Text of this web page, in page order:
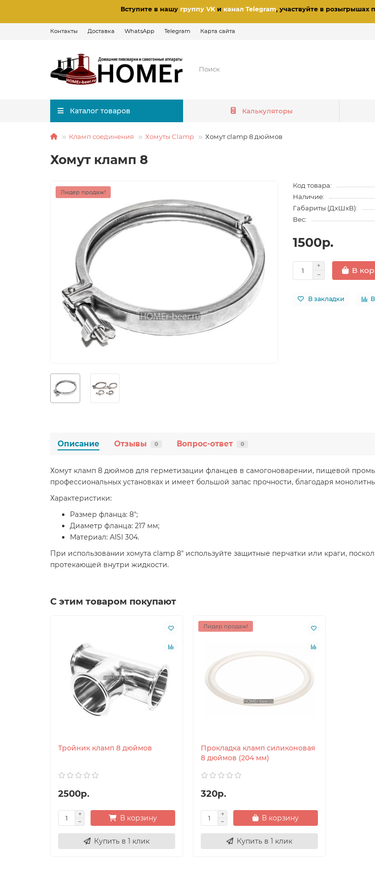
Вступите в нашу группу VKи канал Telegram, участвуйте в розыгрышах
Контакты Доставка WhatsApp Telegram Карта сайта
Каталог товаров Калькуляторы
Кламп соединения Хомуты Clamp Хомут clamp 8 дюймов
Хомут кламп 8
Лидер продаж!
Код товара:
Наличие:
Габариты (ДхШхВ):
Вес:
1500р.
В
В закладки
Описание Отзывы 0 Вопрос-ответ 0
Хомут кламп 8 дюймов для герметизации фланцев в самогоноварении, пищевой
профессиональных установках и имеет большой запас прочности, благодаря
Характеристики:
Размер фланца: 8";
Диаметр фланца: 217 мм;
Материал: AISI 304.
При использовании хомута clamp 8" используйте защитные перчатки или краги,
протекающей внутри жидкости.
С этим товаром покупают
Тройник кламп 8 дюймов
2500р.
В корзину
Купить в 1 клик
Лидер продаж!
Прокладка кламп силиконовая
8 дюймов (204 мм)
320р.
В корзину
Купить в 1 клик